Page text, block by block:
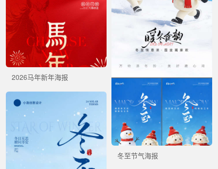
2026马年新年海报
冬至节气海报